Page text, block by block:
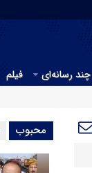
چند رسانه‌ای فیلم
محبوب